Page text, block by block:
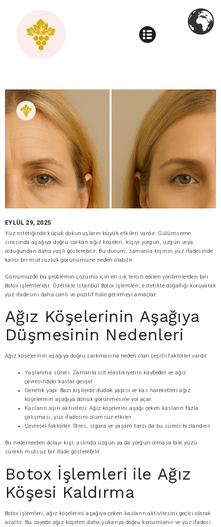
EYLÜL 29, 2025
Yüz estetiğinde küçük dokunuşların büyük etkileri vardır. Gülümseme
sırasında aşağıya doğru sarkan ağız köşeleri, kişiyi yorgun, üzgün veya
olduğundan daha yaşlı gösterebilir. Bu durum, zamanla kişinin yüz ifadesinde
kalıcı bir mutsuzluk görünümüne neden olabilir.
Günümüzde bu problemin çözümü için en sık tercih edilen yöntemlerden biri
Botox işlemleridir. Özellikle İstanbul Botox işlemleri, estetikte doğallığı koruyarak
yüz ifadesini daha canlı ve pozitif hale getirmeyi amaçlar.
Ağız Köşelerinin Aşağıya
Düşmesinin Nedenleri
Ağız köşelerinin aşağıya doğru sarkmasına neden olan çeşitli faktörler vardır:
Yaşlanma süreci: Zamanla cilt elastikiyetini kaybeder ve ağız
çevresindeki kaslar gevşer.
Genetik yapı: Bazı kişilerde dudak yapısı ve kas hareketleri ağız
köşelerinin aşağıya dönük görünmesine yol açar.
Kasların aşırı aktivitesi: Ağız köşelerini aşağı çeken kasların fazla
çalışması, yüz ifadesini olumsuz etkiler.
Çevresel faktörler: Stres, sigara ve yaşam tarzı da bu süreci hızlandırır.
Bu nedenlerden dolayı kişi, aslında üzgün ya da yorgun olmasa bile yüzü
sürekli mutsuz bir ifade gösterebilir.
Botox İşlemleri ile Ağız
Köşesi Kaldırma
Botox işlemleri, ağız köşelerini aşağıya çeken kasların aktivitesini geçici olarak
azaltır. Bu sayede ağız köşeleri daha yukarıya doğru konumlanır ve yüz ifadesi